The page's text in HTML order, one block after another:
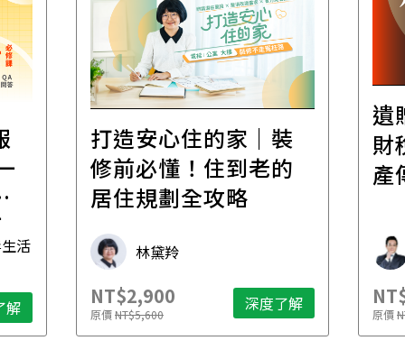
活
解
打造安心住的家｜裝
修前必懂！住到老的
居住規劃全攻略
林黛羚
NT$2,900
原價NT$5,600 深度了解
遺
財
產
原價